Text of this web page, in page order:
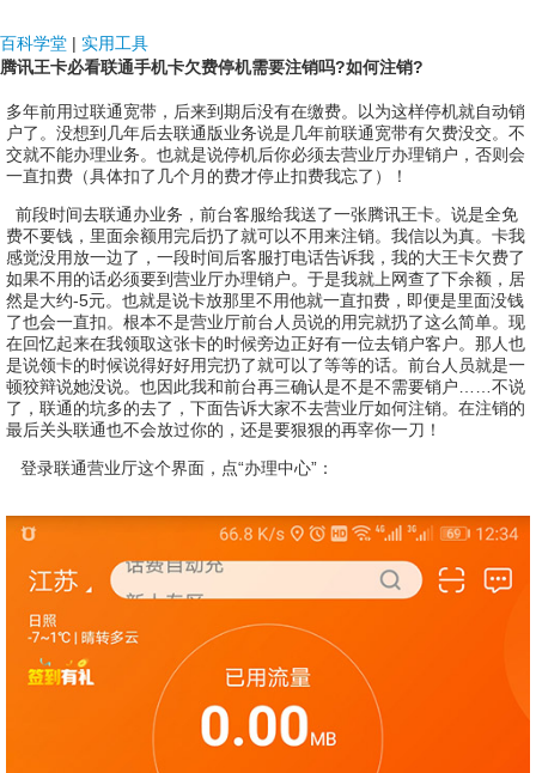
百科学堂 | 实用工具
腾讯王卡必看联通手机卡欠费停机需要注销吗?如何注销?
多年前用过联通宽带，后来到期后没有在缴费。以为这样停机就自动销
户了。没想到几年后去联通版业务说是几年前联通宽带有欠费没交。不
交就不能办理业务。也就是说停机后你必须去营业厅办理销户，否则会
一直扣费（具体扣了几个月的费才停止扣费我忘了）！
前段时间去联通办业务，前台客服给我送了一张腾讯王卡。说是全免
费不要钱，里面余额用完后扔了就可以不用来注销。我信以为真。卡我
感觉没用放一边了，一段时间后客服打电话告诉我，我的大王卡欠费了
如果不用的话必须要到营业厅办理销户。于是我就上网查了下余额，居
然是大约-5元。也就是说卡放那里不用他就一直扣费，即便是里面没钱
了也会一直扣。根本不是营业厅前台人员说的用完就扔了这么简单。现
在回忆起来在我领取这张卡的时候旁边正好有一位去销户客户。那人也
是说领卡的时候说得好好用完扔了就可以了等等的话。前台人员就是一
顿狡辩说她没说。也因此我和前台再三确认是不是不需要销户……不说
了，联通的坑多的去了，下面告诉大家不去营业厅如何注销。在注销的
最后关头联通也不会放过你的，还是要狠狠的再宰你一刀！
登录联通营业厅这个界面，点“办理中心”：